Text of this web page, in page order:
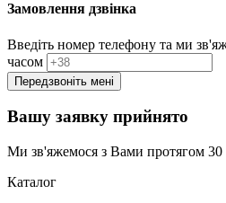
Замовлення дзвінка
Введіть номер телефону та ми
часом
Вашу заявку прийнято
Ми зв'яжемося з Вами протягом 30
Каталог